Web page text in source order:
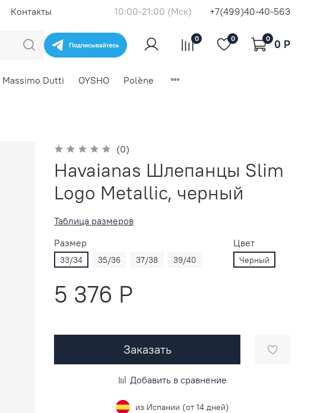
Контакты 10:00-21:00 (Мск) +7(499)40-40-563
0 0 0 0 P
Massimo Dutti OYSHO Polène
(0)
Havaianas Шлепанцы Slim
Logo Metallic, черный
Таблица размеров
Размер
33/34 35/36 37/38 39/40
Цвет
Черный
5 376 P
Заказать
Добавить в сравнение
из Испании (от 14 дней)